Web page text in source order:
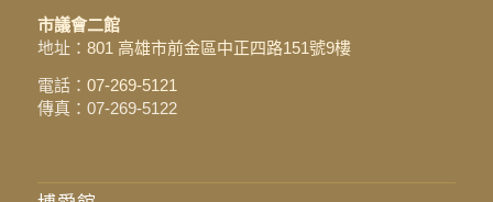
市議會二館
地址： 801 高雄市前金區中正四路151號9樓
電話： 07-269-5121
傳真：07-269-5122